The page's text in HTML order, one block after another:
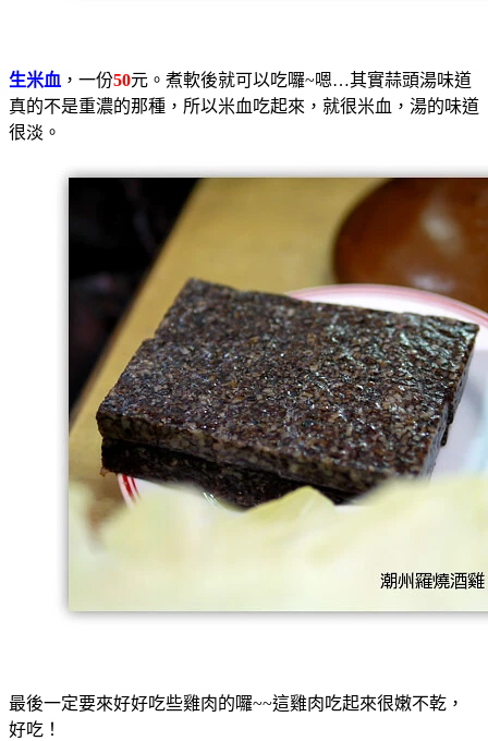
生米血 ，一份50元。煮軟後就可以吃囉~嗯…其實蒜頭湯味道
真的不是重濃的那種，所以米血吃起來，就很米血，湯的味道
很淡。
最後一定要來好好吃些雞肉的囉~~這雞肉吃起來很嫩不乾，
好吃！